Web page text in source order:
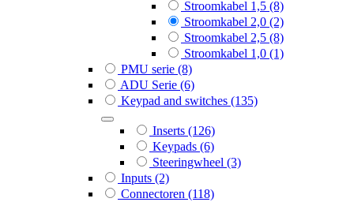
Stroomkabel 1,5 (8)
Stroomkabel 2,0 (2)
Stroomkabel 2,5 (8)
Stroomkabel 1,0 (1)
PMU serie (8)
ADU Serie (6)
Keypad and switches (135)
Inserts (126)
Keypads (6)
Steeringwheel (3)
Inputs (2)
Connectoren (118)